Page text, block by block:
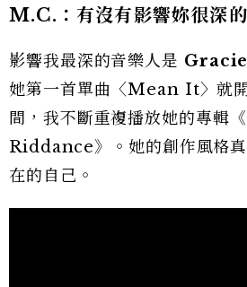
M.C.：有沒有影響妳很深
影響我最深的音樂人是
她第一首單曲〈Mean It〉就
間，我不斷重複播放她的專輯
Riddance》。她的創作風格
在的自己。